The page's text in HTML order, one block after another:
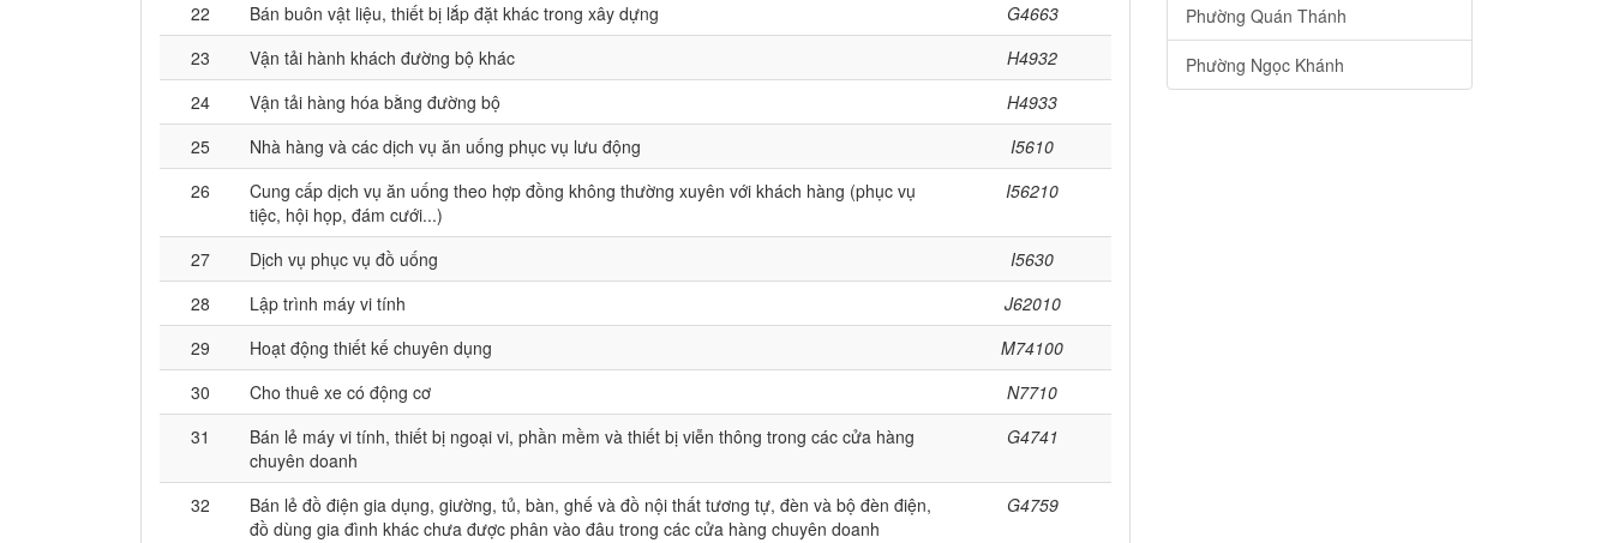
22
Bán buôn vật liệu, thiết bị lắp đặt khác trong xây dựng
G4663
23
Vận tải hành khách đường bộ khác
H4932
24
Vận tải hàng hóa bằng đường bộ
H4933
25
Nhà hàng và các dịch vụ ăn uống phục vụ lưu động
I5610
26
Cung cấp dịch vụ ăn uống theo hợp đồng không thường xuyên với khách hàng (phục vụ
tiệc, hội họp, đám cưới...)
I56210
27 Dịch vụ phục vụ đồ uống
I5630
28
Lập trình máy vi tính
J62010
29
Hoạt động thiết kế chuyên dụng
M74100
30
Cho thuê xe có động cơ
N7710
31
Bán lẻ máy vi tính, thiết bị ngoại vi, phần mềm và thiết bị viễn thông trong các cửa hàng
chuyên doanh
G4741
32
Bán lẻ đồ điện gia dụng, giường, tủ, bàn, ghế và đồ nội thất tương tự, đèn và bộ đèn điện,
đồ dùng gia đình khác chưa được phân vào đâu trong các cửa hàng chuyên doanh
G4759
Phường Quán Thánh
Phường Ngọc Khánh